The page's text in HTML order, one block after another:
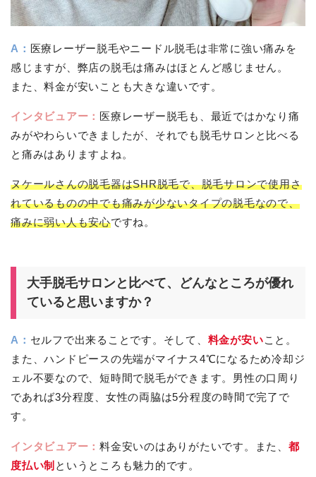
A： 医療レーザー脱毛やニードル脱毛は非常に強い痛みを
感じますが、弊店の脱毛は痛みはほとんど感じません。
また、料金が安いことも大きな違いです。
インタビュアー： 医療レーザー脱毛も、最近ではかなり痛
みがやわらいできましたが、それでも脱毛サロンと比べる
と痛みはありますよね。
ヌケールさんの脱毛器はSHR脱毛で、脱毛サロンで使用さ
れているものの中でも痛みが少ないタイプの脱毛なので、
痛みに弱い人も安心ですね。
大手脱毛サロンと比べて、どんなところが優れ
ていると思いますか？
A： セルフで出来ることです。そして、 料金が安いこと。
また、ハンドピースの先端がマイナス4℃になるため冷却ジ
ェル不要なので、短時間で脱毛ができます。男性の口周り
であれば3分程度、女性の両脇は5分程度の時間で完了で
す。
インタビュアー：料金安いのはありがたいです。また、都
度払い制 というところも魅力的です。